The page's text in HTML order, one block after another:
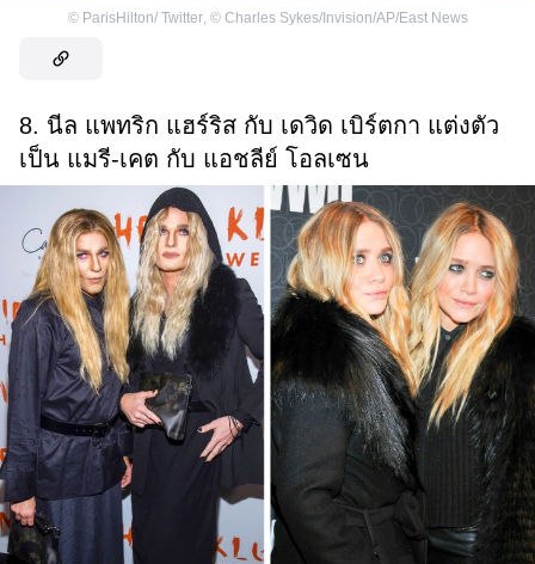
© ParisHilton/ Twitter, © Charles Sykes/Invision/AP/East News
8. นีล แพทริก แฮร์ริส กับ เดวิด เบิร์ตกา แต่งตัว
เป็น แมรี-เคต กับ แอชลีย์ โอลเซน